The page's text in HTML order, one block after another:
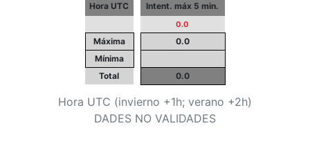
Hora UTC (invierno +1h; verano +2h)
DADES NO VALIDADES
Hora UTC
Intent. máx 5 min.
0.0
Máxima
0.0
Mínima
Total
0.0